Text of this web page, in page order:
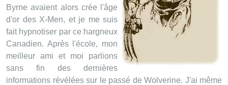
Byrne avaient alors crée l'âge
d'or des X-Men, et je me suis
fait hypnotiser par ce hargneux
Canadien. Après l'école, mon
meilleur ami et moi parlions
sans fin des dernières
informations révélées sur le passé de Wolverine. J'ai même